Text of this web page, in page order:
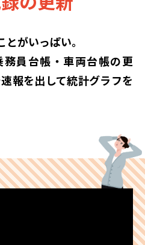
がいっぱい。
員台帳・車両台帳の更
報を出して統計グラフを